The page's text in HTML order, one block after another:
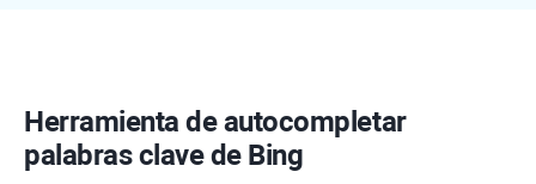
Herramienta de autocompletar
palabras clave de Bing